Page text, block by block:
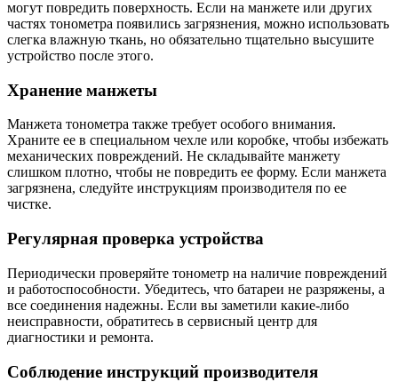
могут повредить поверхность. Если на манжете или других
частях тонометра появились загрязнения, можно использовать
слегка влажную ткань, но обязательно тщательно высушите
устройство после этого.
Хранение манжеты
Манжета тонометра также требует особого внимания.
Храните ее в специальном чехле или коробке, чтобы избежать
механических повреждений. Не складывайте манжету
слишком плотно, чтобы не повредить ее форму. Если манжета
загрязнена, следуйте инструкциям производителя по ее
чистке.
Регулярная проверка устройства
Периодически проверяйте тонометр на наличие повреждений
и работоспособности. Убедитесь, что батареи не разряжены, а
все соединения надежны. Если вы заметили какие-либо
неисправности, обратитесь в сервисный центр для
диагностики и ремонта.
Соблюдение инструкций производителя